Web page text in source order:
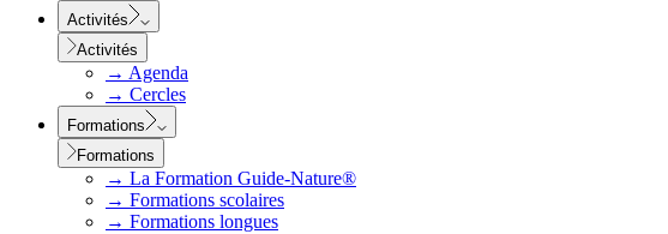
Activités
Activités
→ Agenda
→ Cercles
Formations
Formations
→ La Formation Guide-Nature®
→ Formations scolaires
→ Formations longues